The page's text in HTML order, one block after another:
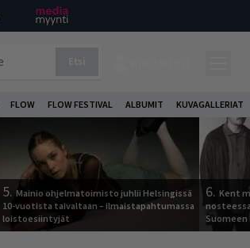
FLOW FLOW FESTIVAL ALBUMIT KUVAGALLERIAT
5. Mainio ohjelmatoimisto juhlii Helsingissä
10-vuotista taivaltaan – ilmaistapahtumassa
loistoesiintyjät
6. Kent
Suomeen